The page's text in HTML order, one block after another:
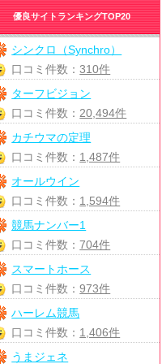
優良サイトランキングTOP20
シンクロ（Synchro）
口コミ件数：310件
ターフビジョン
口コミ件数： 20,494件
カチウマの定理
口コミ件数： 1,487件
オールウイン
口コミ件数： 1,594件
競馬ナンバー1
口コミ件数：704件
スマートホース
口コミ件数：973件
ハーレム競馬
口コミ件数： 1,406件
うまジェネ